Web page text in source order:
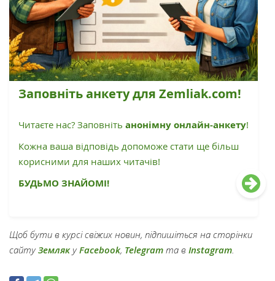
Заповніть анкету для Zemliak.com!
Читаєте нас? Заповніть анонімну онлайн-анкету!
Кожна ваша відповідь допоможе стати ще більш
корисними для наших читачів!
БУДЬМО ЗНАЙОМІ!
Щоб бути в курсі свіжих новин, підпишіться на сторінки
сайтуЗемлякуFacebook, Telegram та в Instagram